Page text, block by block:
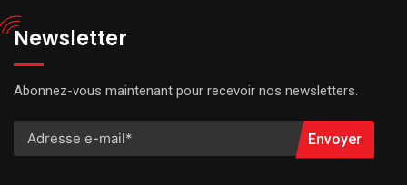
Newsletter
Abonnez-vous maintenant pour recevoir nos newsletters.
Envoyer